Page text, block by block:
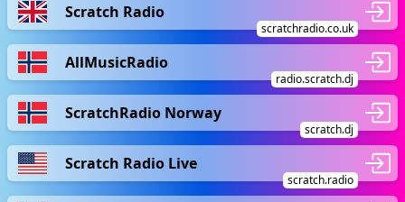
Scratch Radio
scratchradio.co.uk
AllMusicRadio
radio.scratch.dj
ScratchRadio Norway
scratch.dj
Scratch Radio Live
scratch.radio